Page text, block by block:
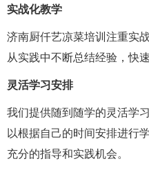
实战化教学
济南厨仟艺凉菜培训注重实
从实践中不断总结经验，快
灵活学习安排
我们提供随到随学的灵活学
以根据自己的时间安排进行
充分的指导和实践机会。